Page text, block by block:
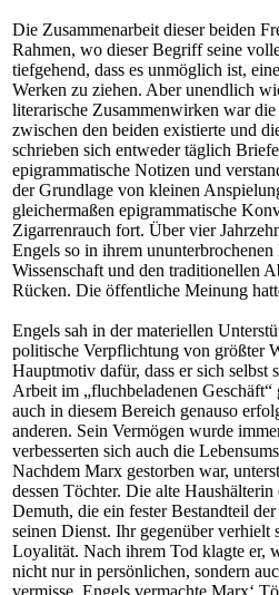
Die Zusammenarbeit dieser beiden
Rahmen, wo dieser Begriff seine
tiefgehend, dass es unmöglich ist,
Werken zu ziehen. Aber unendlich
literarische Zusammenwirken war
zwischen den beiden existierte und
schrieben sich entweder täglich
epigrammatische Notizen und
der Grundlage von kleinen
gleichermaßen epigrammatische
Zigarrenrauch fort. Über vier
Engels so in ihrem
Wissenschaft und den traditionellen
Rücken. Die öffentliche Meinung
Engels sah in der materiellen
politische Verpflichtung von größter
Hauptmotiv dafür, dass er sich selbst
Arbeit im „fluchbeladenen
auch in diesem Bereich genauso
anderen. Sein Vermögen wurde
verbesserten sich auch die
Nachdem Marx gestorben war,
dessen Töchter. Die alte
Demuth, die ein fester Bestandteil
seinen Dienst. Ihr gegenüber verhielt
Loyalität. Nach ihrem Tod klagte er,
nicht nur in persönlichen, sondern
vermisse. Engels vermachte Marx‘